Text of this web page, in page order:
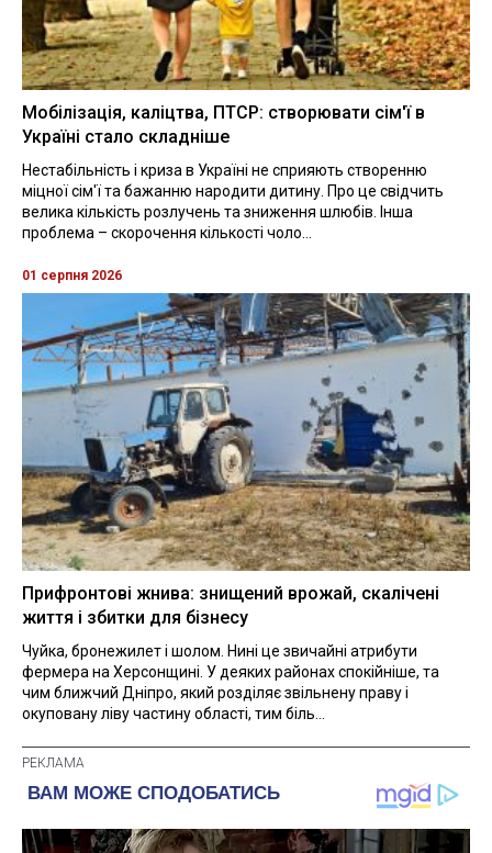
Мобілізація, каліцтва, ПТСР: створювати сім'ї в
Україні стало складніше
Нестабільність і криза в Україні не сприяють створенню
міцної сім'ї та бажанню народити дитину. Про це свідчить
велика кількість розлучень та зниження шлюбів. Інша
проблема – скорочення кількості чоло...
01 серпня 2026
Прифронтові жнива: знищений врожай, скалічені
життя і збитки для бізнесу
Чуйка, бронежилет і шолом. Нині це звичайні атрибути
фермера на Херсонщині. У деяких районах спокійніше, та
чим ближчий Дніпро, який розділяє звільнену праву і
окуповану ліву частину області, тим біль...